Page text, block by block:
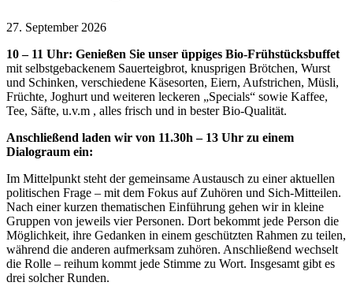
27. September 2026
10 – 11 Uhr: Genießen Sie unser üppiges Bio-Frühstücksbuffet
mit selbstgebackenem Sauerteigbrot, knusprigen Brötchen, Wurst
und Schinken, verschiedene Käsesorten, Eiern, Aufstrichen, Müsli,
Früchte, Joghurt und weiteren leckeren „Specials“ sowie Kaffee,
Tee, Säfte, u.v.m , alles frisch und in bester Bio-Qualität.
Anschließend laden wir von 11.30h – 13 Uhr zu einem
Dialograum ein:
Im Mittelpunkt steht der gemeinsame Austausch zu einer aktuellen
politischen Frage – mit dem Fokus auf Zuhören und Sich-Mitteilen.
Nach einer kurzen thematischen Einführung gehen wir in kleine
Gruppen von jeweils vier Personen. Dort bekommt jede Person die
Möglichkeit, ihre Gedanken in einem geschützten Rahmen zu teilen,
während die anderen aufmerksam zuhören. Anschließend wechselt
die Rolle – reihum kommt jede Stimme zu Wort. Insgesamt gibt es
drei solcher Runden.